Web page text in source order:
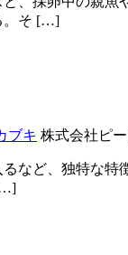
。そ […]
ブキ 株式会社ピ
ど、独特な特